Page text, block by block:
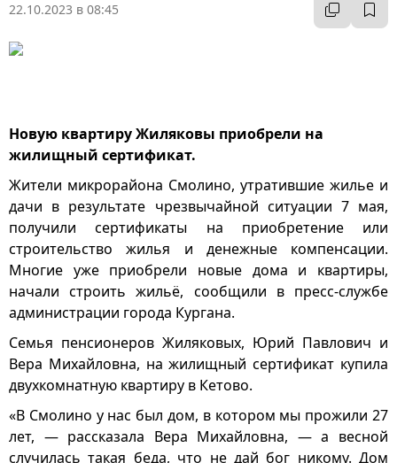
22.10.2023 в 08:45
Новую квартиру Жиляковы приобрели на
жилищный сертификат.
Жители микрорайона Смолино, утратившие жилье и
дачи в результате чрезвычайной ситуации 7 мая,
получили сертификаты на приобретение или
строительство жилья и денежные компенсации.
Многие уже приобрели новые дома и квартиры,
начали строить жильё, сообщили в пресс-службе
администрации города Кургана.
Семья пенсионеров Жиляковых, Юрий Павлович и
Вера Михайловна, на жилищный сертификат купила
двухкомнатную квартиру в Кетово.
«В Смолино у нас был дом, в котором мы прожили 27
лет, — рассказала Вера Михайловна, — а весной
случилась такая беда, что не дай бог никому. Дом